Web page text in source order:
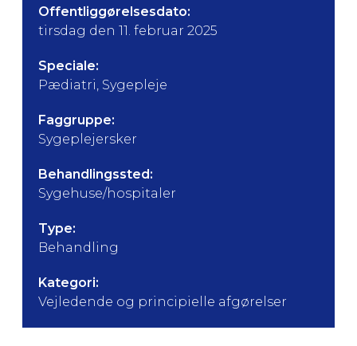
Offentliggørelsesdato:
tirsdag den 11. februar 2025
Speciale:
Pædiatri, Sygepleje
Faggruppe:
Sygeplejersker
Behandlingssted:
Sygehuse/hospitaler
Type:
Behandling
Kategori:
Vejledende og principielle afgørelser